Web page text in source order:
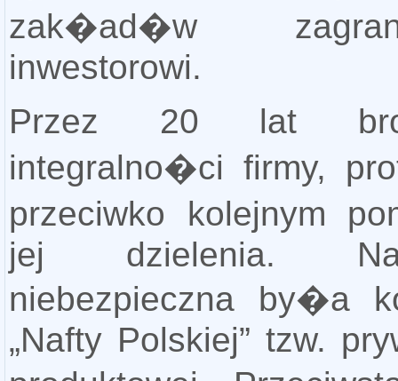
zak�ad�w
inwestorowi.
Przez 20 lat
integralno�ci firmy,
przeciwko kolejnym
jej dzielenia.
niebezpieczna by�a
„Nafty Polskiej” tzw.